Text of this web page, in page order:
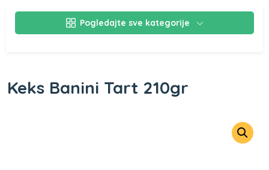
Pogledajte sve kategorije
Keks Banini Tart 210gr